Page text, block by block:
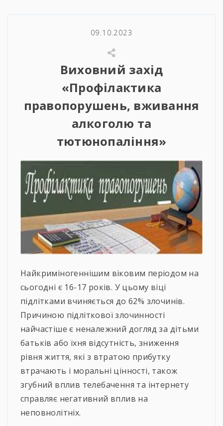
09.10.2023
Виховний захід
«Профілактика
правопорушень, вживання
алкоголю та
тютюнопаління»
Найкриміногеннішим віковим періодом на
сьогодні є 16-17 років. У цьому віці
підлітками вчиняється до 62% злочинів.
Причиною підліткової злочинності
найчастіше є неналежний догляд за дітьми
батьків або їхня відсутність, зниження
рівня життя, які з втратою прибутку
втрачають і моральні цінності, також
згубний вплив телебачення та інтернету
справляє негативний вплив на
неповнолітніх.